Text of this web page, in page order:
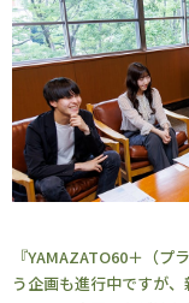
『YAMAZATO60＋（プ
う企画も進行中ですが